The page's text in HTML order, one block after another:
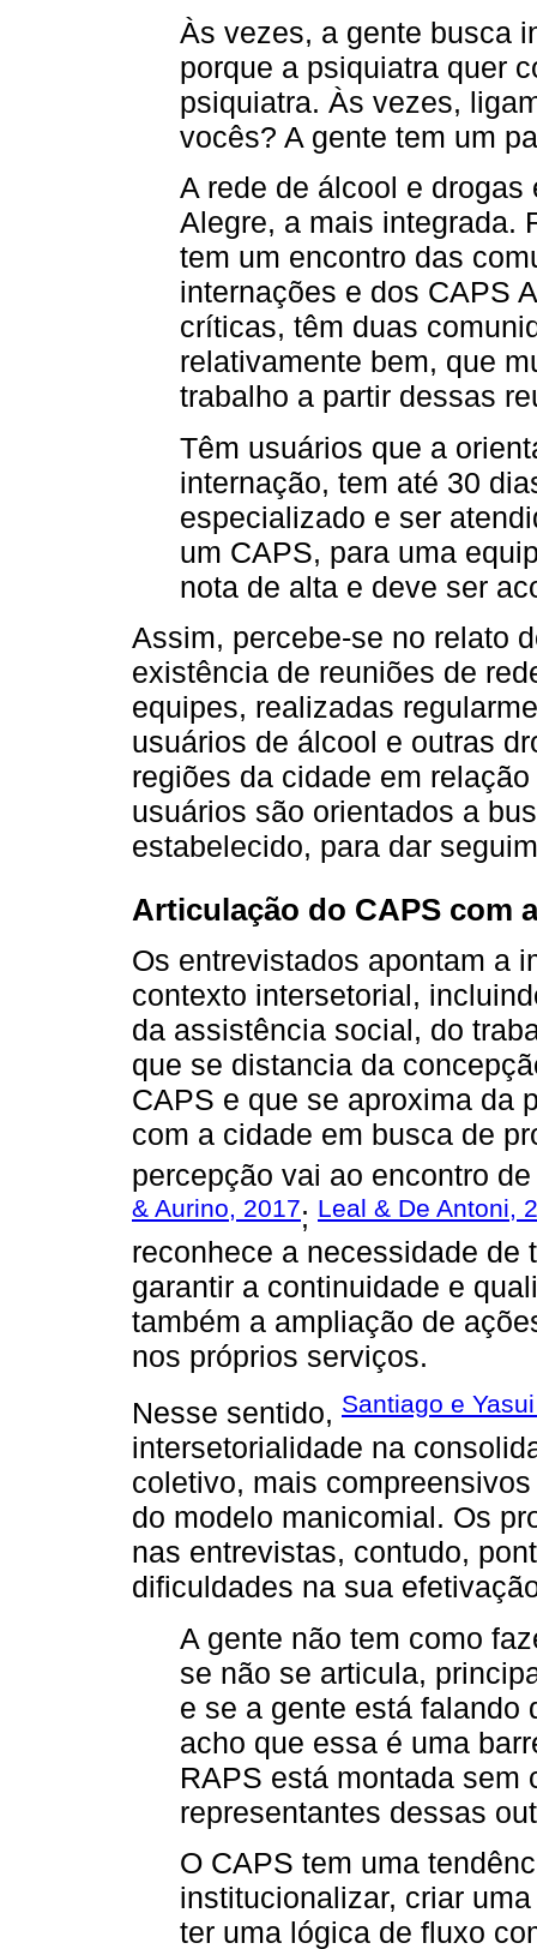
Às vezes, a gente busca
porque a psiquiatra quer
psiquiatra. Às vezes,
vocês? A gente tem um
A rede de álcool e
Alegre, a mais integrada.
tem um encontro das
internações e dos CAPS
críticas, têm duas
relativamente bem, que
trabalho a partir dessas
Têm usuários que a
internação, tem até 30
especializado e ser
um CAPS, para uma
nota de alta e deve ser
Assim, percebe-se no relato
existência de reuniões de
equipes, realizadas
usuários de álcool e outras
regiões da cidade em
usuários são orientados a
estabelecido, para dar
Articulação do CAPS com
Os entrevistados apontam a
contexto intersetorial,
da assistência social, do
que se distancia da
CAPS e que se aproxima da
com a cidade em busca de
percepção vai ao encontro
& Aurino, 2017; Leal & De Antoni,
reconhece a necessidade de
garantir a continuidade e
também a ampliação de
nos próprios serviços.
Nesse sentido, Santiago e
intersetorialidade na
coletivo, mais
do modelo manicomial. Os
nas entrevistas, contudo,
dificuldades na sua
A gente não tem como
se não se articula,
e se a gente está falando
acho que essa é uma
RAPS está montada sem
representantes dessas
O CAPS tem uma
institucionalizar, criar
ter uma lógica de fluxo